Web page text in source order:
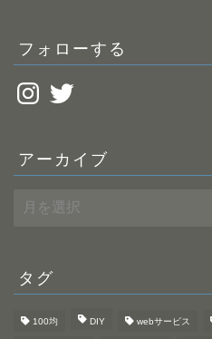
フォローする
Instagram
Twitter
アーカイブ
ー
ブ
タグ
100均 DIY webサービス